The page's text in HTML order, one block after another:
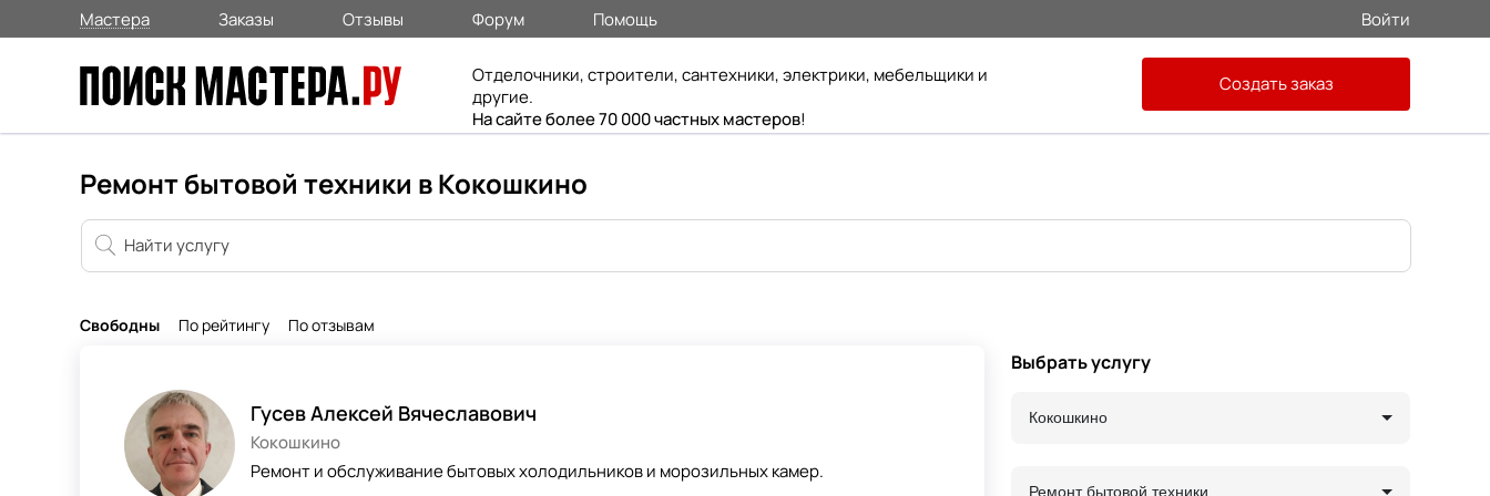
Мастера Заказы Отзывы Форум Помощь Войти
Отделочники, строители, сантехники, электрики, мебельщики и
другие.
На сайте более 70 000 частных мастеров!
Создать заказ
Ремонт бытовой техники в Кокошкино
Свободны По рейтингу По отзывам
Гусев Алексей Вячеславович
Кокошкино
Ремонт и обслуживание бытовых холодильников и морозильных камер.
Выбрать услугу
Кокошкино
Ремонт бытовой техники